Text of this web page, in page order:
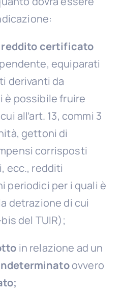
certificato
equiparati
derivanti da
è possibile fruire
all’art. 13, commi 3
gettoni di
corrisposti
ecc., redditi
periodici per i quali è
detrazione di cui
del TUIR);
in relazione ad un
ovvero